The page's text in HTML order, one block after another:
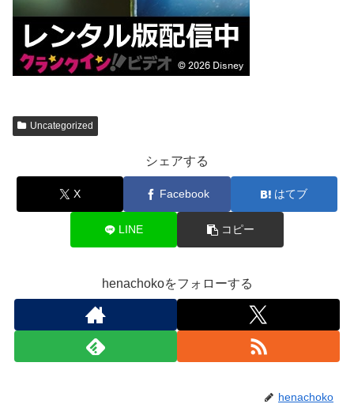
Uncategorized
シェアする
X Facebook はてブ
LINE コピー
henachokoをフォローする
henachoko